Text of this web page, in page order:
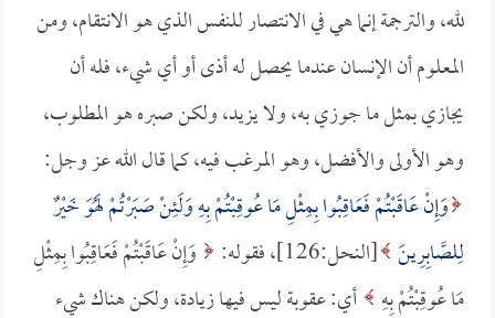
لله، والترجمة إنما هي في الانتصار للنفس الذي هو الانتقام، ومن
المعلوم أن الإنسان عندما يحصل له أذى أو أي شيء، فله أن
يجازي بمثل ما جوزي به، ولا يزيد، ولكن صبره هو المطلوب،
وهو الأولى والأفضل، وهو المرغب فيه، كما قال الله عز وجل:
وَإِنْ عَاقَبْتُمْ فَعَاقِبُوا بِمِثْلِ مَا عُوقِبْتُمْ بِهِ وَلَئِنْ صَبَرْتُمْ لَهُوَ خَيْرٌ
لِلصَّابِرِينَ [النحل:126]، فقوله:
وَإِنْ عَاقَبْتُمْ فَعَاقِبُوا بِمِثْلِ
مَا عُوقِبْتُمْ بِهِ أي: عقوبة ليس فيها زيادة، ولكن هناك شيء